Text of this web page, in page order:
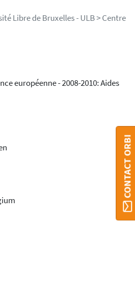
Libre de Bruxelles - ULB > Centre
européenne - 2008-2010: Aides
CONTACT ORBI